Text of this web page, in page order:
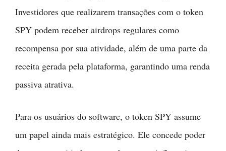
Investidores que realizarem transações com o token
SPY podem receber airdrops regulares como
recompensa por sua atividade, além de uma parte da
receita gerada pela plataforma, garantindo uma renda
passiva atrativa.
Para os usuários do software, o token SPY assume
um papel ainda mais estratégico. Ele concede poder